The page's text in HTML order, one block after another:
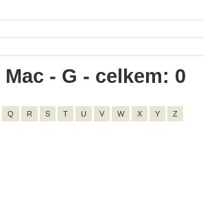
- G - celkem: 0
Q R S T U V W X Y Z